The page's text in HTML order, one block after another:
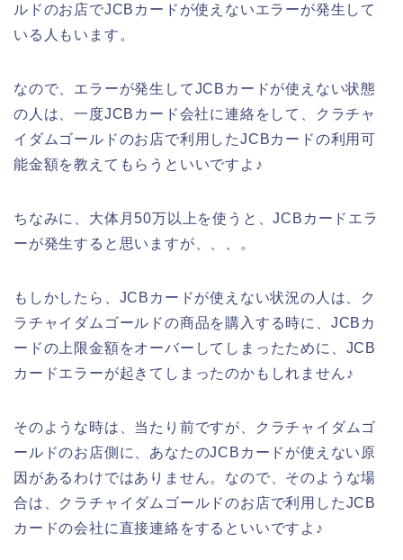
ルドのお店でJCBカードが使えないエラーが発生して
いる人もいます。
なので、エラーが発生してJCBカードが使えない状態
の人は、一度JCBカード会社に連絡をして、クラチャ
イダムゴールドのお店で利用したJCBカードの利用可
能金額を教えてもらうといいですよ♪
ちなみに、大体月50万以上を使うと、JCBカードエラ
ーが発生すると思いますが、、、。
もしかしたら、JCBカードが使えない状況の人は、ク
ラチャイダムゴールドの商品を購入する時に、JCBカ
ードの上限金額をオーバーしてしまったために、JCB
カードエラーが起きてしまったのかもしれません♪
そのような時は、当たり前ですが、クラチャイダムゴ
ールドのお店側に、あなたのJCBカードが使えない原
因があるわけではありません。なので、そのような場
合は、クラチャイダムゴールドのお店で利用したJCB
カードの会社に直接連絡をするといいですよ♪